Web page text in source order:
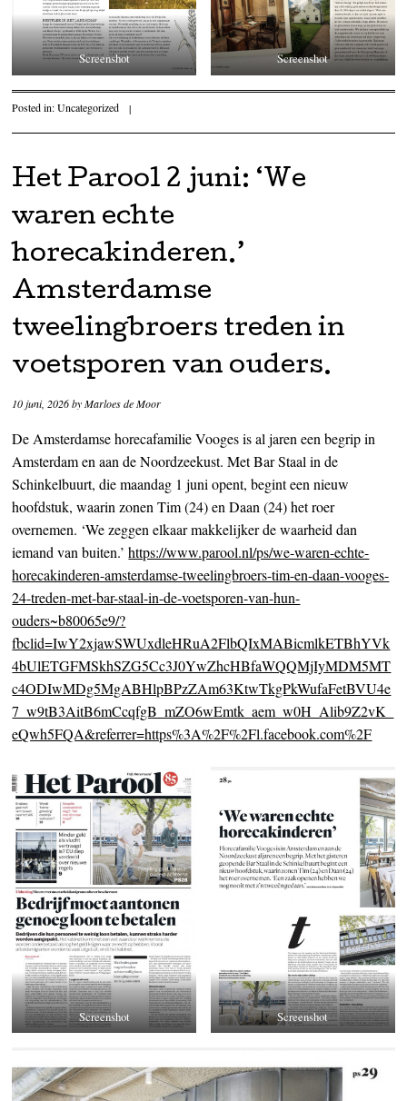
Screenshot Screenshot
Posted in:Uncategorized |
Het Parool 2 juni: ‘We
waren echte
horecakinderen.’
Amsterdamse
tweelingbroers treden in
voetsporen van ouders.
10 juni, 2026byMarloes de Moor
De Amsterdamse horecafamilie Vooges is al jaren een begrip in
Amsterdam en aan de Noordzeekust. Met Bar Staal in de
Schinkelbuurt, die maandag 1 juni opent, begint een nieuw
hoofdstuk, waarin zonen Tim (24) en Daan (24) het roer
overnemen. ‘We zeggen elkaar makkelijker de waarheid dan
iemand van buiten.’https://www.parool.nl/ps/we-waren-echte-
horecakinderen-amsterdamse-tweelingbroers-tim-en-daan-vooges-
24-treden-met-bar-staal-in-de-voetsporen-van-hun-
ouders~b80065e9/?
fbclid=IwY2xjawSWUxdleHRuA2FlbQIxMABicmlkETBhYVk
4bUlETGFMSkhSZG5Cc3J0YwZhcHBfaWQQMjIyMDM5MT
c4ODIwMDg5MgABHlpBPzZAm63KtwTkgPkWufaFetBVU4e
7_w9tB3AitB6mCcqfgB_mZO6wEmtk_aem_w0H_Alib9Z2vK_
eQwh5FQA&referrer=https%3A%2F%2Fl.facebook.com%2F
Screenshot Screenshot